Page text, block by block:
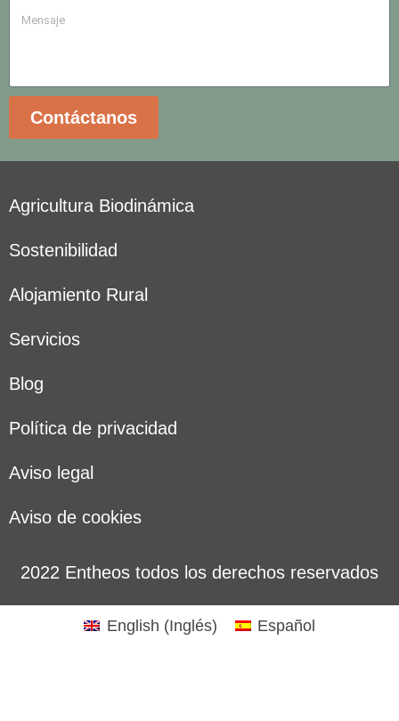
Contáctanos
Agricultura Biodinámica
Sostenibilidad
Alojamiento Rural
Servicios
Blog
Política de privacidad
Aviso legal
Aviso de cookies
2022 Entheos todos los derechos reservados
English (Inglés) Español